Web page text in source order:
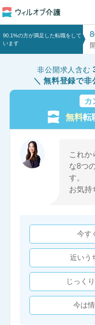
90.1%の方が満足した転職をして
います
8
非公開求人含む
無料登録で非
カ
無料転
これか
な8つ
す。
お気持
今す
近いう
じっく
今は